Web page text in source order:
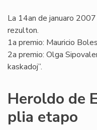
La 14an de januaro
rezulton.
1a premio: Mauricio
2a premio: Olga
kaskadoj”.
Heroldo de
plia etapo